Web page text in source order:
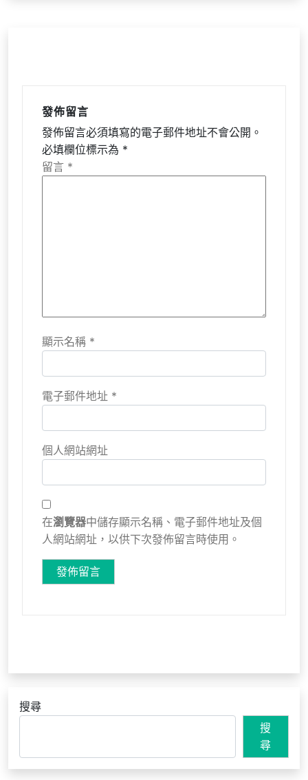
發佈留言
發佈留言必須填寫的電子郵件地址不會公開。
必填欄位標示為 *
留言 *
顯示名稱 *
電子郵件地址 *
個人網站網址
在瀏覽器中儲存顯示名稱、電子郵件地址及個
人網站網址，以供下次發佈留言時使用。
搜尋
搜
尋